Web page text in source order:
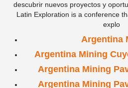
descubrir nuevos proyectos y
Latin Exploration is a conference
explo
Argentina
Argentina Mining
Argentina Mining
Argentina Mining